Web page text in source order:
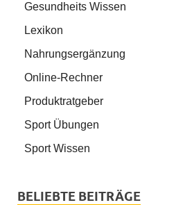
Gesundheits Wissen
Lexikon
Nahrungsergänzung
Online-Rechner
Produktratgeber
Sport Übungen
Sport Wissen
BELIEBTE BEITRÄGE